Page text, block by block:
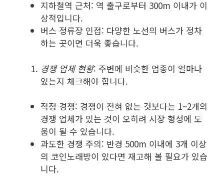
지하철역 근처: 역 출구로부터 300m 이내가 이
상적입니다.
버스 정류장 인접: 다양한 노선의 버스가 정차
하는 곳이면 더욱 좋습니다.
경쟁 업체 현황: 주변에 비슷한 업종이 얼마나
있는지 체크해야 합니다.
적정 경쟁: 경쟁이 전혀 없는 것보다는 1~2개의
경쟁 업체가 있는 것이 오히려 시장 형성에 도
움이 될 수 있습니다.
과도한 경쟁 주의: 반경 500m 이내에 3개 이상
의 코인노래방이 있다면 재고해 볼 필요가 있습
니다.